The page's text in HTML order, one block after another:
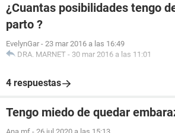
¿Cuantas posibilidades tengo
parto ?
EvelynGar - 23 mar 2016 a las 16:49
DRA. MARNET - 30 mar 2016 a las 11:01
4 respuestas
Tengo miedo de quedar